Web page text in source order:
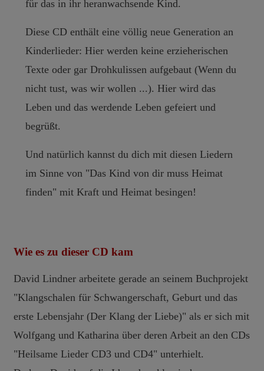
für das in ihr heranwachsende Kind.
Diese CD enthält eine völlig neue Generation an
Kinderlieder: Hier werden keine erzieherischen
Texte oder gar Drohkulissen aufgebaut (Wenn du
nicht tust, was wir wollen ...). Hier wird das
Leben und das werdende Leben gefeiert und
begrüßt.
Und natürlich kannst du dich mit diesen Liedern
im Sinne von "Das Kind von dir muss Heimat
finden" mit Kraft und Heimat besingen!
Wie es zu dieser CD kam
David Lindner arbeitete gerade an seinem Buchprojekt
"Klangschalen für Schwangerschaft, Geburt und das
erste Lebensjahr (Der Klang der Liebe)" als er sich mit
Wolfgang und Katharina über deren Arbeit an den CDs
"Heilsame Lieder CD3 und CD4" unterhielt.